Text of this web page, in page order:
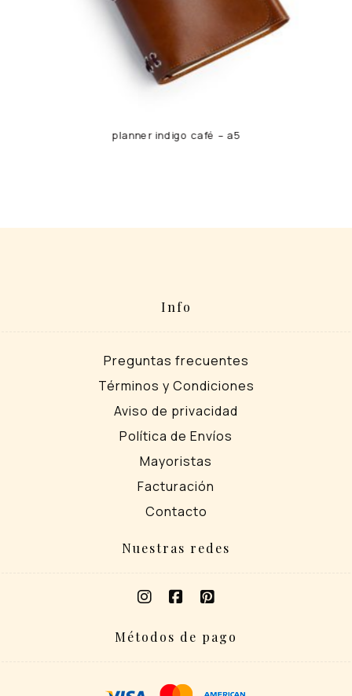
planner indigo café – a5
Info
Preguntas frecuentes
Términos y Condiciones
Aviso de privacidad
Política de Envíos
Mayoristas
Facturación
Contacto
Nuestras redes
Métodos de pago